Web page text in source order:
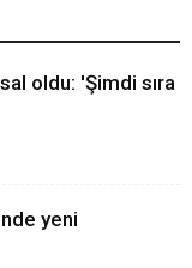
oldu: 'Şimdi sıra
yeni